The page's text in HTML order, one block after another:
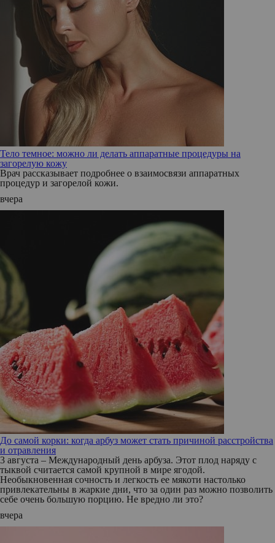
Тело темное: можно ли делать аппаратные процедуры на
загорелую кожу
Врач рассказывает подробнее о взаимосвязи аппаратных
процедур и загорелой кожи.
вчера
До самой корки: когда арбуз может стать причиной расстройства
и отравления
3 августа – Международный день арбуза. Этот плод наряду с
тыквой считается самой крупной в мире ягодой.
Необыкновенная сочность и легкость ее мякоти настолько
привлекательны в жаркие дни, что за один раз можно позволить
себе очень большую порцию. Не вредно ли это?
вчера